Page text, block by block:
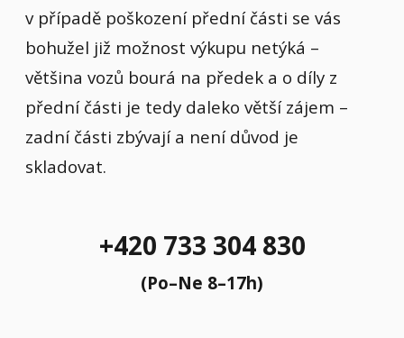
v případě poškození přední části se vás
bohužel již možnost výkupu netýká –
většina vozů bourá na předek a o díly z
přední části je tedy daleko větší zájem –
zadní části zbývají a není důvod je
skladovat.
+420 733 304 830
(Po–Ne 8–17h)